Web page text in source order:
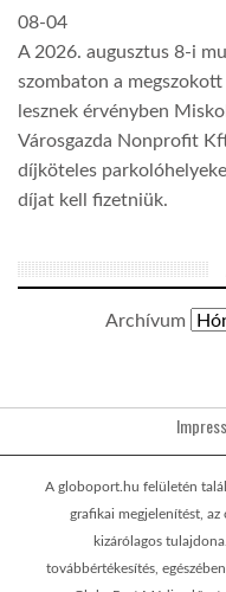
08-04
A 2026. augusztus 8-i
szombaton a
lesznek érvényben
Városgazda Nonprofit
díjköteles
díjat kell fizetniük.
Archívum
A globoport.hu felületén
grafikai megjelenítést,
kizárólagos
továbbértékesítés,